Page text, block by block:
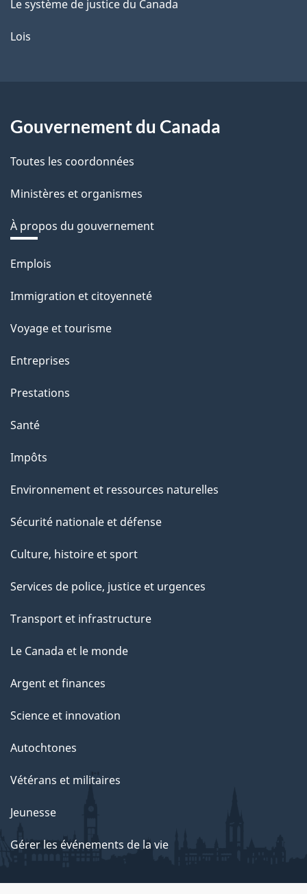
Le système de justice du Canada
Lois
Gouvernement du Canada
Toutes les coordonnées
Ministères et organismes
À propos du gouvernement
Thèmes
sujets
Emplois
Immigration et citoyenneté
Voyage et tourisme
Entreprises
Prestations
Santé
Impôts
Environnement et ressources naturelles
Sécurité nationale et défense
Culture, histoire et sport
Services de police, justice et urgences
Transport et infrastructure
Le Canada et le monde
Argent et finances
Science et innovation
Autochtones
Vétérans et militaires
Jeunesse
Gérer les événements de la vie